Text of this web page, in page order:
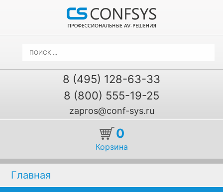
8 (495) 128-63-33
8 (800) 555-19-25
zapros@conf-sys.ru
0
Корзина
Главная